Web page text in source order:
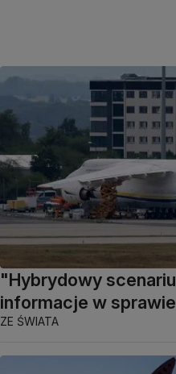
"Hybrydowy
informacje w
ZE ŚWIATA